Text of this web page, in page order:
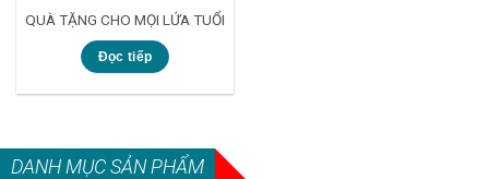
QUÀ TẶNG CHO MỌI LỨA TUỔI
Đọc tiếp
DANH MỤC SẢN PHẨM